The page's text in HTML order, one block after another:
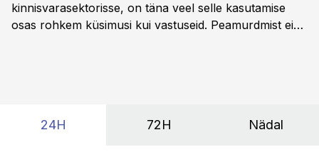
kinnisvarasektorisse, on täna veel selle kasutamise
osas rohkem küsimusi kui vastuseid. Peamurdmist ei
24H 72H Nädal